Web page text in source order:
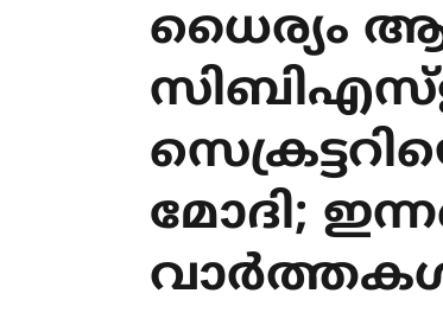
ധൈര്യം
മോദി;